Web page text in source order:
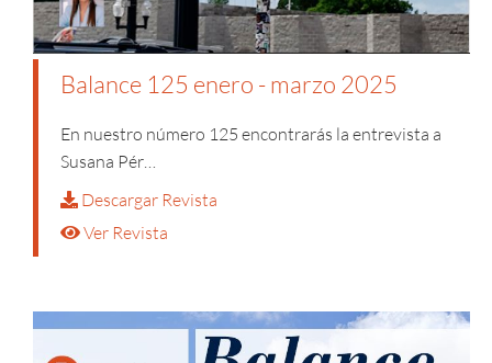
Balance 125 enero - marzo 2025
En nuestro número 125 encontrarás la entrevista a
Susana Pér…
Descargar Revista
Ver Revista